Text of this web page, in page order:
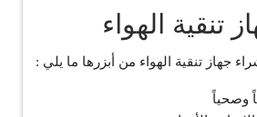
تنقية الهواء
جهاز تنقية الهواء من أبزرها ما يلي :
وصحياً